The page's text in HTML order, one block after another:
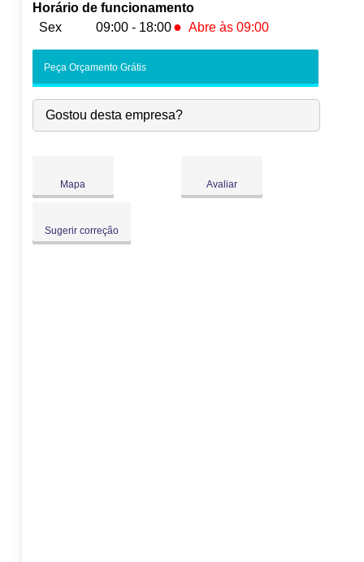
Horário de funcionamento
Sex
09:00 - 18:00 ● Abre às 09:00
-
Qua:
09:00-18:00
Qui:
09:00-18:00
●
Peça Orçamento Grátis
Gostou desta empresa?
Mapa Avaliar
Sugerir correção